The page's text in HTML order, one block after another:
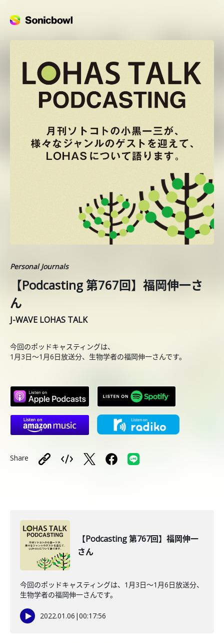
Personal Journals
【Podcasting 第767回】福岡伸一さ
ん
J-WAVE LOHAS TALK
今回のポッドキャスティングは、
1月3日〜1月6日放送分、生物学者の福岡伸一さんです。
Share
【Podcasting 第767回】福岡伸一
さん
今回のポッドキャスティングは、1月3日〜1月6日放送分、
生物学者の福岡伸一さんです。
2022.01.06 |00:17:56